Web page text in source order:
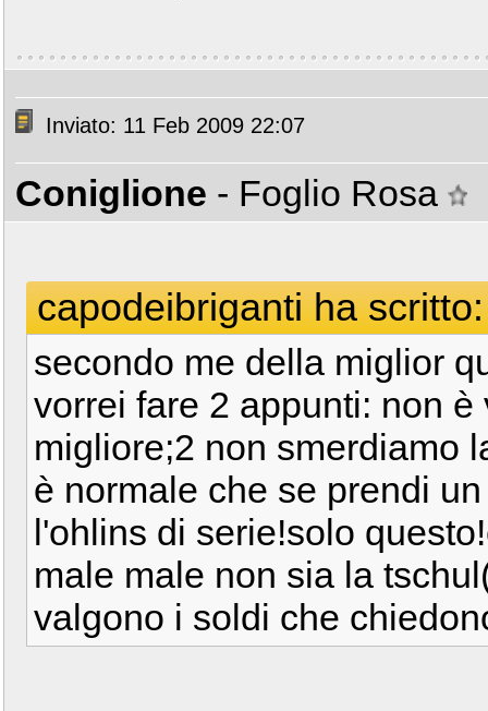
Inviato: 11 Feb 2009 22:07
Coniglione - Foglio Rosa
capodeibriganti ha scritto:
secondo me della miglior
vorrei fare 2 appunti: non
migliore;2 non smerdiamo
è normale che se prendi
l'ohlins di serie!solo
male male non sia la
valgono i soldi che